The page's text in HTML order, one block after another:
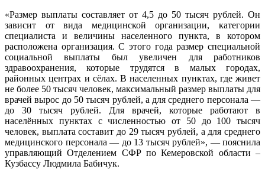
«Размер выплаты составляет от 4,5 до 50 тысяч рублей. Он
зависит от вида медицинской организации, категории
специалиста и величины населенного пункта, в котором
расположена организация. С этого года размер специальной
социальной выплаты был увеличен для работников
здравоохранения, которые трудятся в малых городах,
районных центрах и сёлах. В населенных пунктах, где живет
не более 50 тысяч человек, максимальный размер выплаты для
врачей вырос до 50 тысяч рублей, а для среднего персонала —
до 30 тысяч рублей. Для врачей, которые работают в
населённых пунктах с численностью от 50 до 100 тысяч
человек, выплата составит до 29 тысяч рублей, а для среднего
медицинского персонала — до 13 тысяч рублей», — пояснила
управляющий Отделением СФР по Кемеровской области –
Кузбассу Людмила Бабичук.